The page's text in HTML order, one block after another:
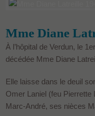
Mme Diane
À l’hôpital de Verdun, le
décédée Mme Diane
Elle laisse dans le deuil
Omer Laniel (feu
Marc-André, ses nièces